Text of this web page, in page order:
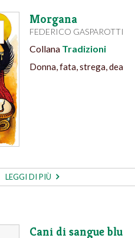
Morgana
FEDERICO GASPAROTTI
Collana Tradizioni
Donna, fata, strega, dea
LEGGI DI PIÙ
Cani di sangue blu